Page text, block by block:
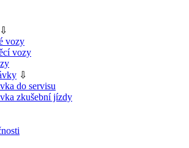
⇩
vozy
vozy
⇩
do servisu
zkušební jízdy